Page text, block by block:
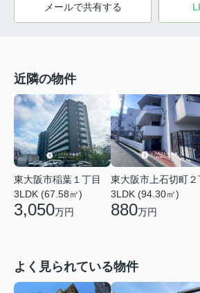
メールで共有する
近隣の物件
東大阪市稲葉１丁目
3LDK (67.58㎡)
3,050万円
東大阪市上石切町２
3LDK (94.30㎡)
880万円
よく見られている物件